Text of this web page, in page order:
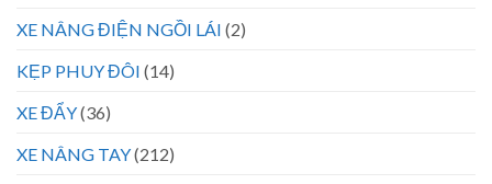
XE NÂNG ĐIỆN NGỒI LÁI (2)
KẸP PHUY ĐÔI (14)
XE ĐẨY(36)
XE NÂNG TAY(212)